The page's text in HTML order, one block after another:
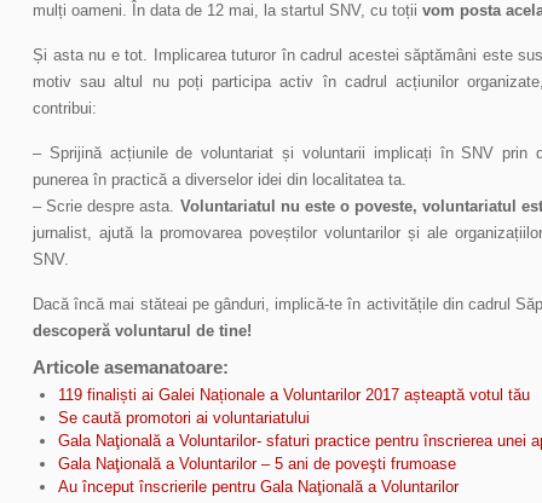
mulți oameni. În data de 12 mai, la startul SNV, cu toții vom posta
Și asta nu e tot. Implicarea tuturor în cadrul acestei săptămâni este
motiv sau altul nu poți participa activ în cadrul acțiunilor
contribui:
– Sprijină acțiunile de voluntariat și voluntarii implicați în SNV prin
punerea în practică a diverselor idei din localitatea ta.
– Scrie despre asta. Voluntariatul nu este o poveste, voluntariatul
jurnalist, ajută la promovarea poveștilor voluntarilor și ale
SNV.
Dacă încă mai stăteai pe gânduri, implică-te în activitățile din cadrul
descoperă voluntarul de tine!
Articole asemanatoare:
119 finaliști ai Galei Naționale a Voluntarilor 2017 așteaptă votul tău
Se caută promotori ai voluntariatului
Gala Naţională a Voluntarilor- sfaturi practice pentru înscrierea unei
Gala Naţională a Voluntarilor – 5 ani de poveşti frumoase
Au început înscrierile pentru Gala Naţională a Voluntarilor